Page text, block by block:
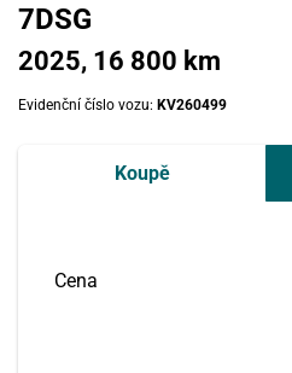
7DSG
2025, 16 800 km
Evidenční číslo vozu: KV260499
Koupě
Cena